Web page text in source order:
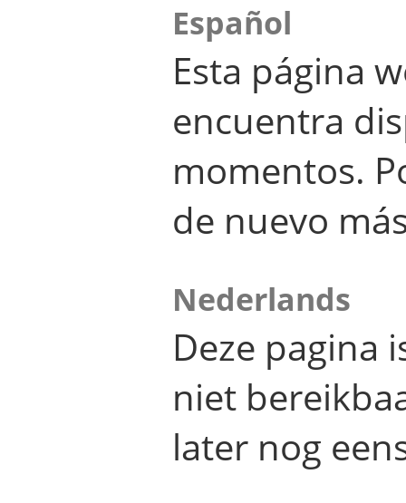
Español
Esta página
encuentra
momentos.
de nuevo
Nederlands
Deze pagina
niet
later nog